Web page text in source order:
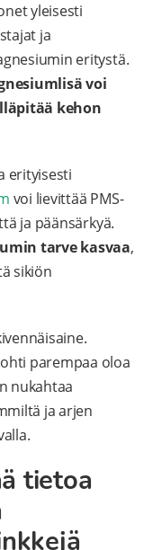
yleisesti
ja
eritystä.
voi
kehon
erityisesti
voi lievittää PMS-
ja päänsärkyä.
tarve kasvaa,
sikiön
parempaa oloa
nukahtaa
ja arjen
tietoa